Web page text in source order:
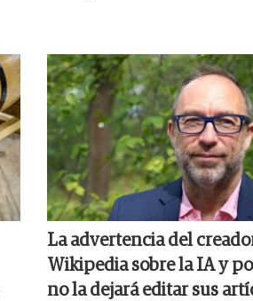
La advertencia del
Wikipedia sobre la IA y
no la dejará editar sus